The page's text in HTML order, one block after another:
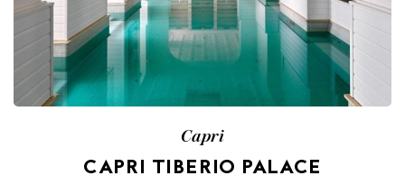
Capri
CAPRI TIBERIO PALACE